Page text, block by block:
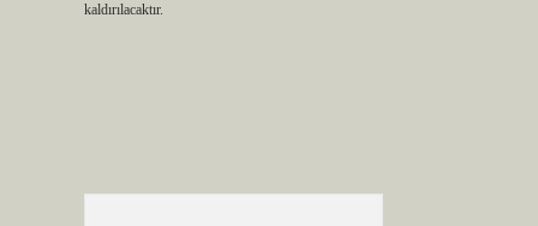
kaldırılacaktır.